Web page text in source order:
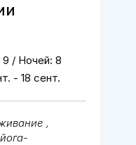
,
/ Ночей: 8
- 18 сент.